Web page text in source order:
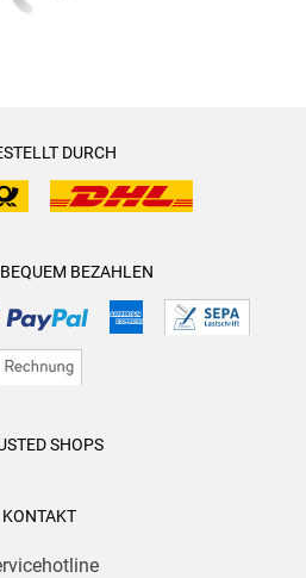
DURCH
BEZAHLEN
SHOPS
KONTAKT